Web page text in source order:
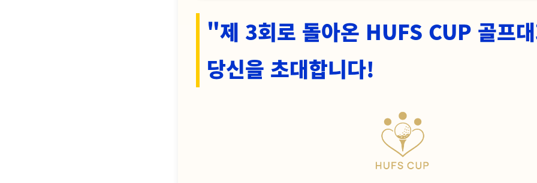
"제 3회로 돌아온 HUFS CUP 골프
당신을 초대합니다!